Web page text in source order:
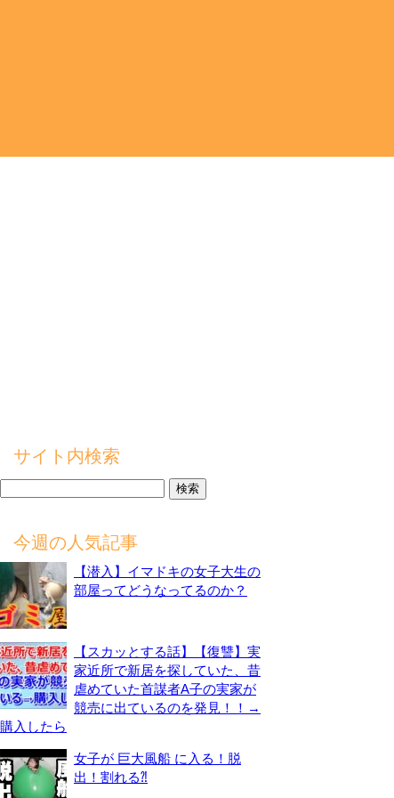
サイト内検索
今週の人気記事
【潜入】イマドキの女子大生の
部屋ってどうなってるのか？
【スカッとする話】【復讐】実
家近所で新居を探していた、昔
虐めていた首謀者A子の実家が
競売に出ているのを発見！！→
購入したら
女子が 巨大風船 に入る！脱
出！割れる⁈